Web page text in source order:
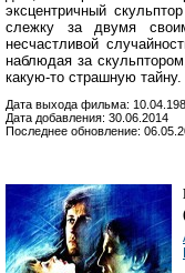
эксцентричный
слежку за двумя
несчастливой
наблюдая за
какую-то страшную тайну.
Дата выхода фильма:
Дата добавления: 30.06.2014
Последнее обновление: